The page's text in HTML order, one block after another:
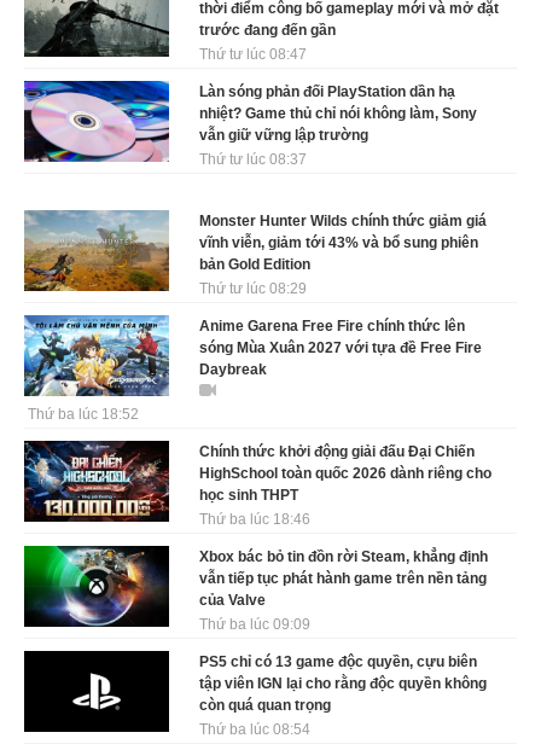
thời điểm công bố gameplay mới và mở đặt
trước đang đến gần
Thứ tư lúc 08:47
Làn sóng phản đối PlayStation dần hạ
nhiệt? Game thủ chỉ nói không làm, Sony
vẫn giữ vững lập trường
Thứ tư lúc 08:37
Monster Hunter Wilds chính thức giảm giá
vĩnh viễn, giảm tới 43% và bổ sung phiên
bản Gold Edition
Thứ tư lúc 08:29
Anime Garena Free Fire chính thức lên
sóng Mùa Xuân 2027 với tựa đề Free Fire
Daybreak
Thứ ba lúc 18:52
Chính thức khởi động giải đấu Đại Chiến
HighSchool toàn quốc 2026 dành riêng cho
học sinh THPT
Thứ ba lúc 18:46
Xbox bác bỏ tin đồn rời Steam, khẳng định
vẫn tiếp tục phát hành game trên nền tảng
của Valve
Thứ ba lúc 09:09
PS5 chỉ có 13 game độc quyền, cựu biên
tập viên IGN lại cho rằng độc quyền không
còn quá quan trọng
Thứ ba lúc 08:54